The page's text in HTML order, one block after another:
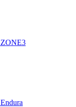
ZONE3
Endura